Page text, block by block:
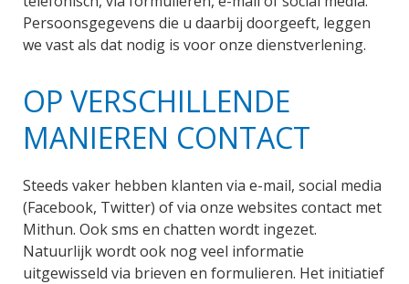
Persoonsgegevens die u daarbij doorgeeft, leggen
we vast als dat nodig is voor onze dienstverlening.
OP VERSCHILLENDE
MANIEREN CONTACT
Steeds vaker hebben klanten via e-mail, social media
(Facebook, Twitter) of via onze websites contact met
Mithun. Ook sms en chatten wordt ingezet.
Natuurlijk wordt ook nog veel informatie
uitgewisseld via brieven en formulieren. Het initiatief